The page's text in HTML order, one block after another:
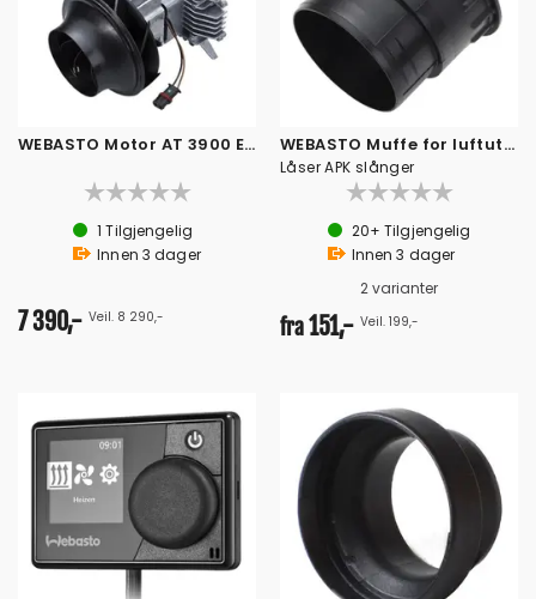
WEBASTO Motor AT 3900 EVO
1 Tilgjengelig
Innen 3 dager
7 390,- Veil. 8 290,-
WEBASTO Muffe for luftuttak
Låser APK slånger
20+ Tilgjengelig
Innen3 dager
2 varianter
fra151,- Veil. 199,-